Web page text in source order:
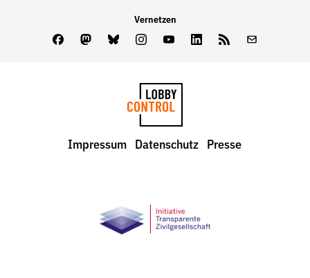
Vernetzen
FacebookMastodon
BlueskyInstagram
YoutubeLinkedInFeed
LobbyControl
Impressum Datenschutz Presse